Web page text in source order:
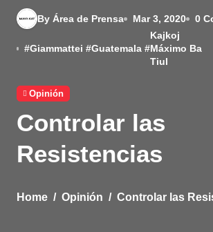
By Área de Prensa Mar 3, 2020 0
#Giammattei #Guatemala #
Kajkoj
Máximo Ba
Tiul
Opinión
Controlar las
Resistencias
Home Opinión Controlar las